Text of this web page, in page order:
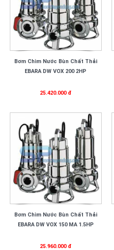
Bơm Chìm Nước Bùn Chất Thải
EBARA DW VOX 200 2HP
25.420.000 đ
Bơm Chìm Nước Bùn Chất Thải
EBARA DW VOX 150 MA 1.5HP
25.960.000 đ